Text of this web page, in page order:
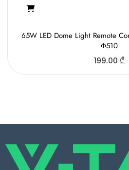
65W LED Dome Light Remote
Φ510
199.00 ₾